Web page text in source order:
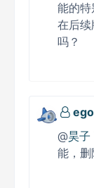
能的特
在后
吗？
@昊子
能，